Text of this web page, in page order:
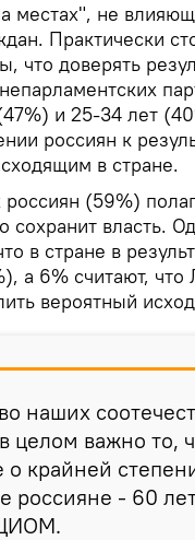
местах", не
Практически
что доверять
и 25-34 лет
россиян к
в стране.
(59%)
власть.
в стране в
а 6% считают,
вероятный
наших
целом важно то,
крайней
россияне - 60